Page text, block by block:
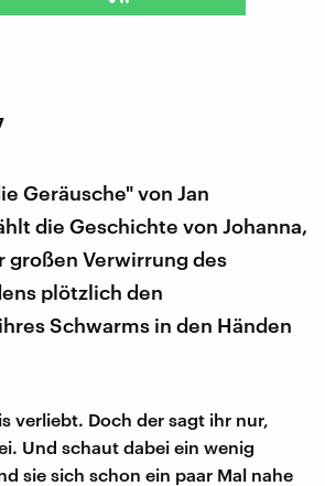
Geräusche" von Jan
die Geschichte von Johanna,
großen Verwirrung des
plötzlich den
Schwarms in den Händen
verliebt. Doch der sagt ihr nur,
Und schaut dabei ein wenig
sie sich schon ein paar Mal nahe